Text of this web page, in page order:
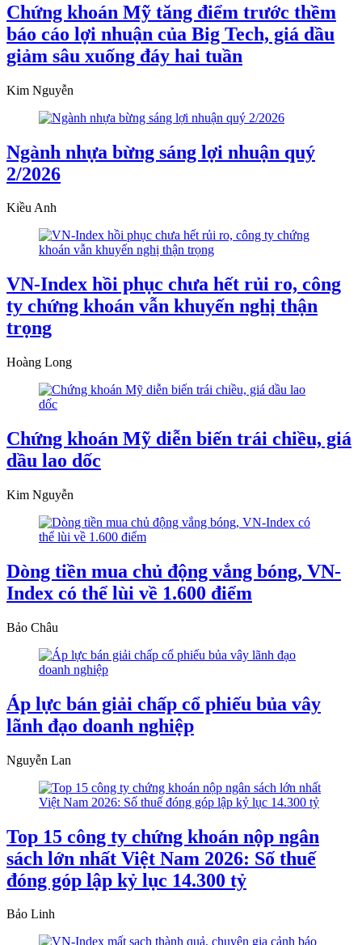
Chứng khoán Mỹ tăng điểm trước thềm
báo cáo lợi nhuận của Big Tech, giá dầu
giảm sâu xuống đáy hai tuần
Kim Nguyễn
Ngành nhựa bừng sáng lợi nhuận quý
2/2026
Kiều Anh
VN-Index hồi phục chưa hết rủi ro, công
ty chứng khoán vẫn khuyến nghị thận
trọng
Hoàng Long
Chứng khoán Mỹ diễn biến trái chiều, giá
dầu lao dốc
Kim Nguyễn
Dòng tiền mua chủ động vắng bóng, VN-
Index có thể lùi về 1.600 điểm
Bảo Châu
Áp lực bán giải chấp cổ phiếu bủa vây
lãnh đạo doanh nghiệp
Nguyễn Lan
Top 15 công ty chứng khoán nộp ngân
sách lớn nhất Việt Nam 2026: Số thuế
đóng góp lập kỷ lục 14.300 tỷ
Bảo Linh